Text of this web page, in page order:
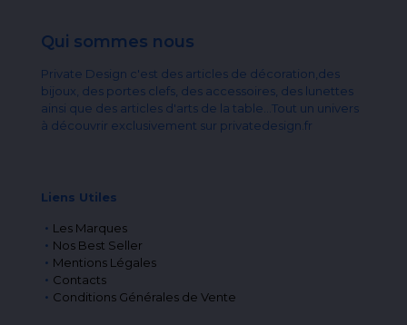
Qui sommes nous
Private Design c'est des articles de décoration,des
bijoux, des portes clefs, des accessoires, des lunettes
ainsi que des articles d'arts de la table...Tout un univers
à découvrir exclusivement sur privatedesign.fr
Liens Utiles
Les Marques
Nos Best Seller
Mentions Légales
Contacts
Conditions Générales de Vente